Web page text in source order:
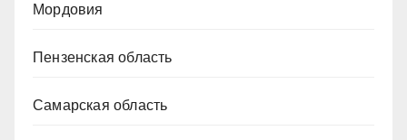
Мордовия
Пензенская область
Самарская область